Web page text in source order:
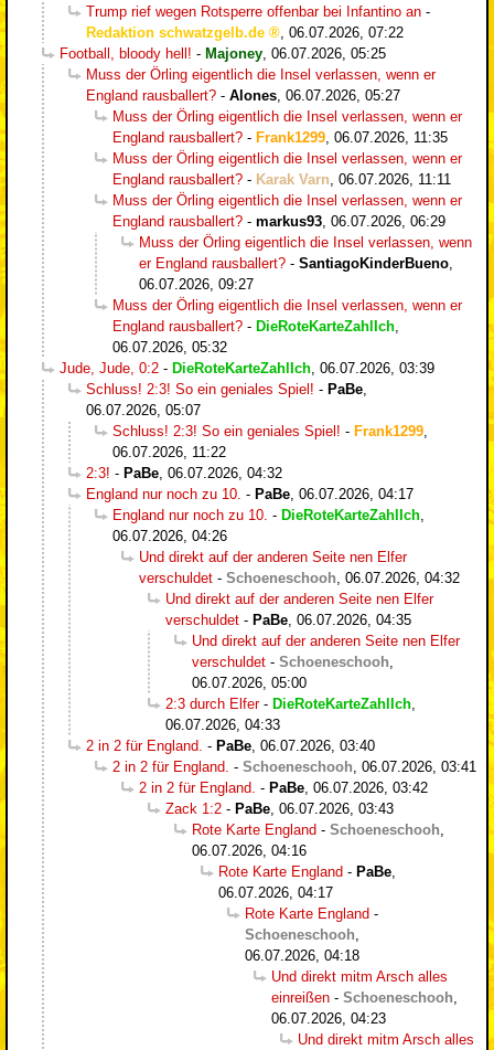
Trump rief wegen Rotsperre offenbar bei Infantino an -
Redaktion schwatzgelb.de
06.07.2026, 07:22
Football, bloody hell! - Majoney 06.07.2026, 05:25
Muss der Örling eigentlich die Insel verlassen, wenn er
England rausballert? - Alones 06.07.2026, 05:27
Muss der Örling eigentlich die Insel verlassen, wenn er
England rausballert? - Frank1299 06.07.2026, 11:35
Muss der Örling eigentlich die Insel verlassen, wenn er
England rausballert? - Karak Varn 06.07.2026, 11:11
Muss der Örling eigentlich die Insel verlassen, wenn er
England rausballert? - markus93 06.07.2026, 06:29
Muss der Örling eigentlich die Insel verlassen, wenn
er England rausballert? - SantiagoKinderBueno
06.07.2026, 09:27
Muss der Örling eigentlich die Insel verlassen, wenn er
England rausballert? - DieRoteKarteZahlIch
06.07.2026, 05:32
Jude, Jude, 0:2 - DieRoteKarteZahlIch 06.07.2026, 03:39
Schluss! 2:3! So ein geniales Spiel! - PaBe
06.07.2026, 05:07
Schluss! 2:3! So ein geniales Spiel! - Frank1299
06.07.2026, 11:22
2:3! - PaBe 06.07.2026, 04:32
England nur noch zu 10. - PaBe 06.07.2026, 04:17
England nur noch zu 10. - DieRoteKarteZahlIch
06.07.2026, 04:26
Und direkt auf der anderen Seite nen Elfer
verschuldet - Schoeneschooh 06.07.2026, 04:32
Und direkt auf der anderen Seite nen Elfer
verschuldet - PaBe 06.07.2026, 04:35
Und direkt auf der anderen Seite nen Elfer
verschuldet - Schoeneschooh
06.07.2026, 05:00
2:3 durch Elfer- DieRoteKarteZahlIch
06.07.2026, 04:33
2 in 2 für England. - PaBe 06.07.2026, 03:40
2 in 2 für England. - Schoeneschooh 06.07.2026, 03:41
2 in 2 für England. - PaBe 06.07.2026, 03:42
Zack 1:2 - PaBe 06.07.2026, 03:43
Rote Karte England - Schoeneschooh
06.07.2026, 04:16
Rote Karte England - PaBe
06.07.2026, 04:17
Rote Karte England -
Schoeneschooh
06.07.2026, 04:18
Und direkt mitm Arsch alles
einreißen - Schoeneschooh
06.07.2026, 04:23
Und direkt mitm Arsch alles